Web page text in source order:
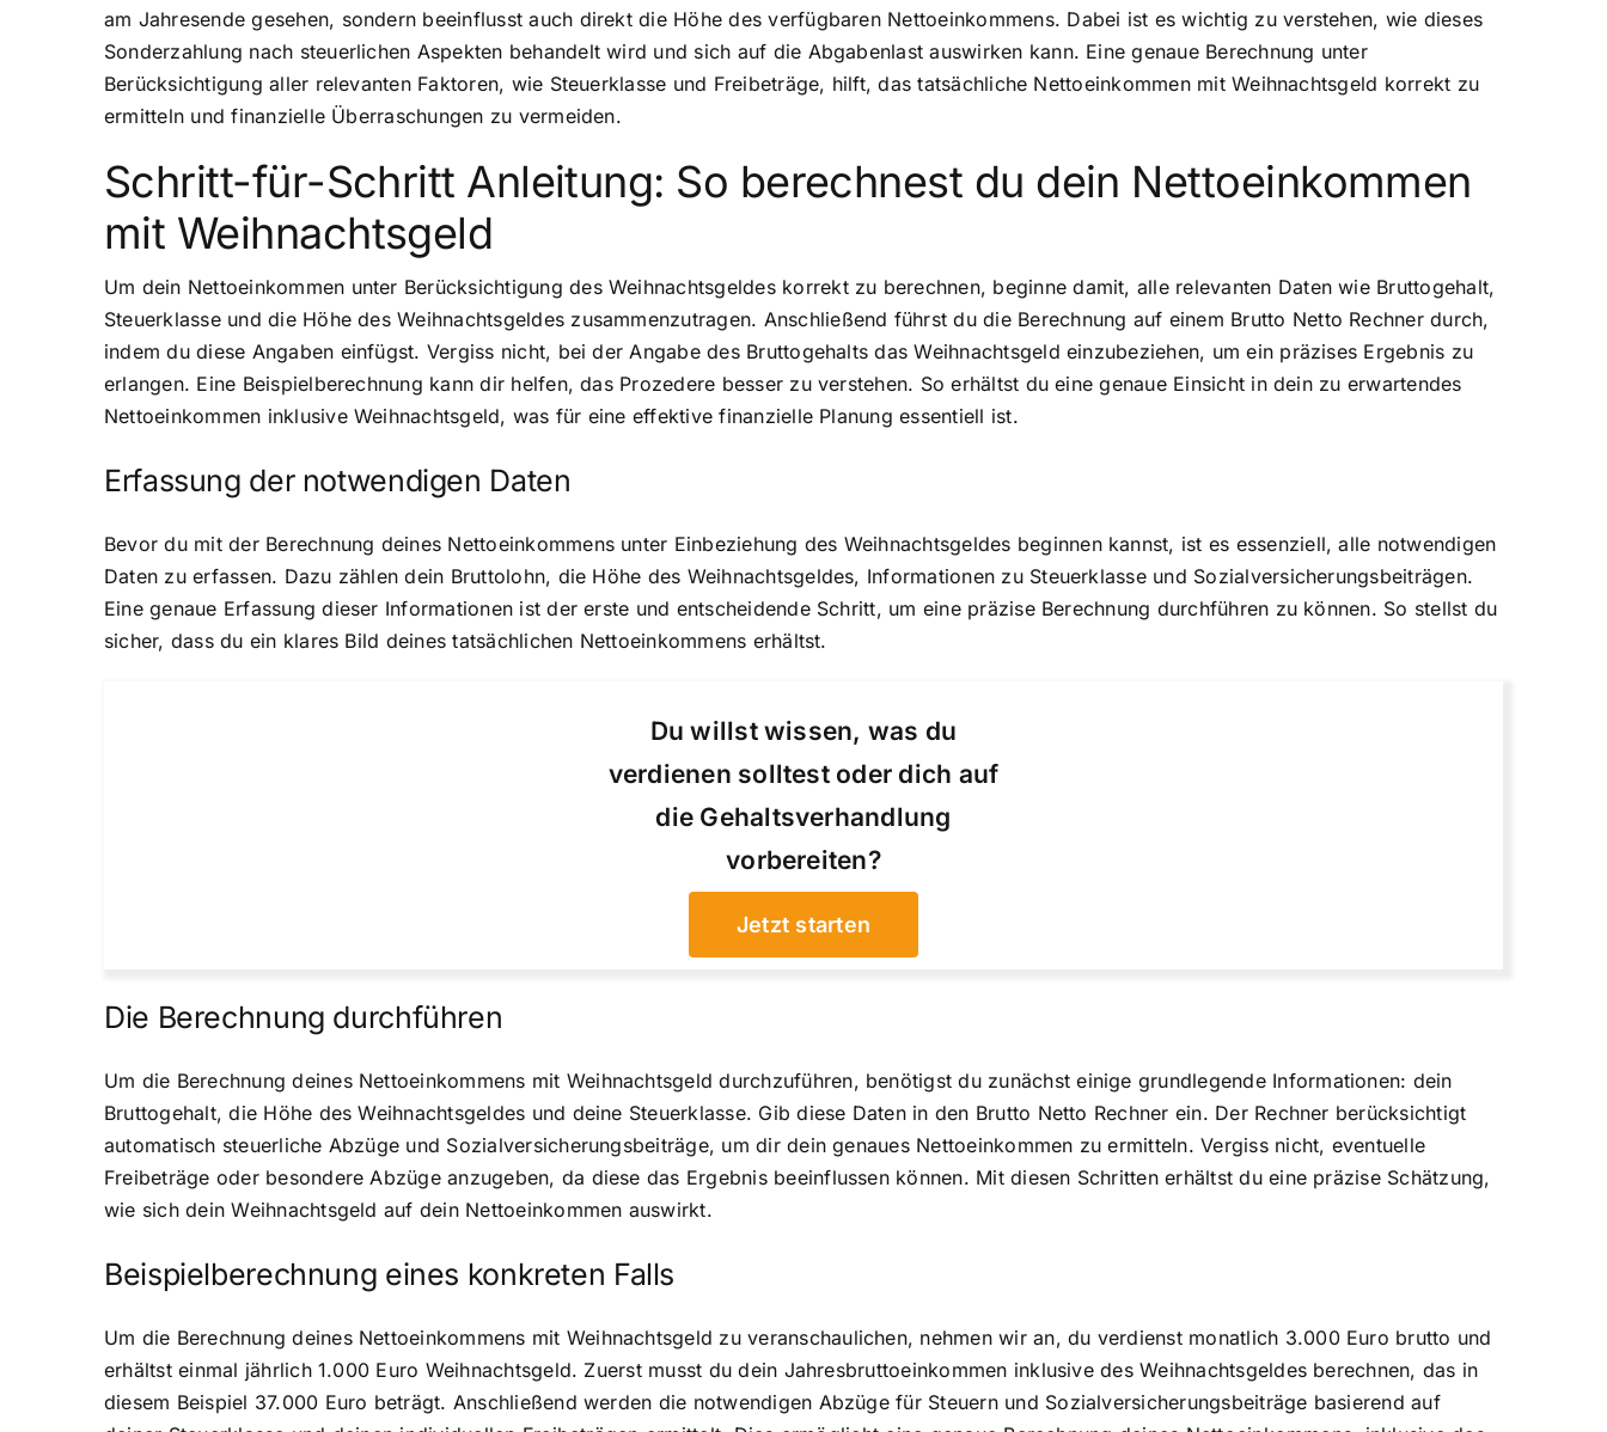
am Jahresende gesehen, sondern beeinflusst auch direkt die Höhe des verfügbaren Nettoeinkommens. Dabei ist es wichtig zu verstehen, wie dieses
Sonderzahlung nach steuerlichen Aspekten behandelt wird und sich auf die Abgabenlast auswirken kann. Eine genaue Berechnung unter
Berücksichtigung aller relevanten Faktoren, wie Steuerklasse und Freibeträge, hilft, das tatsächliche Nettoeinkommen mit Weihnachtsgeld korrekt zu
ermitteln und finanzielle Überraschungen zu vermeiden.
Schritt-für-Schritt Anleitung: So berechnest du dein Nettoeinkommen
mit Weihnachtsgeld
Um dein Nettoeinkommen unter Berücksichtigung des Weihnachtsgeldes korrekt zu berechnen, beginne damit, alle relevanten Daten wie Bruttogehalt,
Steuerklasse und die Höhe des Weihnachtsgeldes zusammenzutragen. Anschließend führst du die Berechnung auf einem Brutto Netto Rechner durch,
indem du diese Angaben einfügst. Vergiss nicht, bei der Angabe des Bruttogehalts das Weihnachtsgeld einzubeziehen, um ein präzises Ergebnis zu
erlangen. Eine Beispielberechnung kann dir helfen, das Prozedere besser zu verstehen. So erhältst du eine genaue Einsicht in dein zu erwartendes
Nettoeinkommen inklusive Weihnachtsgeld, was für eine effektive finanzielle Planung essentiell ist.
Erfassung der notwendigen Daten
Bevor du mit der Berechnung deines Nettoeinkommens unter Einbeziehung des Weihnachtsgeldes beginnen kannst, ist es essenziell, alle notwendigen
Daten zu erfassen. Dazu zählen dein Bruttolohn, die Höhe des Weihnachtsgeldes, Informationen zu Steuerklasse und Sozialversicherungsbeiträgen.
Eine genaue Erfassung dieser Informationen ist der erste und entscheidende Schritt, um eine präzise Berechnung durchführen zu können. So stellst du
sicher, dass du ein klares Bild deines tatsächlichen Nettoeinkommens erhältst.
Du willst wissen, was du
verdienen solltest oder dich auf
die Gehaltsverhandlung
vorbereiten?
Jetzt starten
Die Berechnung durchführen
Um die Berechnung deines Nettoeinkommens mit Weihnachtsgeld durchzuführen, benötigst du zunächst einige grundlegende Informationen: dein
Bruttogehalt, die Höhe des Weihnachtsgeldes und deine Steuerklasse. Gib diese Daten in den Brutto Netto Rechner ein. Der Rechner berücksichtigt
automatisch steuerliche Abzüge und Sozialversicherungsbeiträge, um dir dein genaues Nettoeinkommen zu ermitteln. Vergiss nicht, eventuelle
Freibeträge oder besondere Abzüge anzugeben, da diese das Ergebnis beeinflussen können. Mit diesen Schritten erhältst du eine präzise Schätzung,
wie sich dein Weihnachtsgeld auf dein Nettoeinkommen auswirkt.
Beispielberechnung eines konkreten Falls
Um die Berechnung deines Nettoeinkommens mit Weihnachtsgeld zu veranschaulichen, nehmen wir an, du verdienst monatlich 3.000 Euro brutto und
erhältst einmal jährlich 1.000 Euro Weihnachtsgeld. Zuerst musst du dein Jahresbruttoeinkommen inklusive des Weihnachtsgeldes berechnen, das in
diesem Beispiel 37.000 Euro beträgt. Anschließend werden die notwendigen Abzüge für Steuern und Sozialversicherungsbeiträge basierend auf